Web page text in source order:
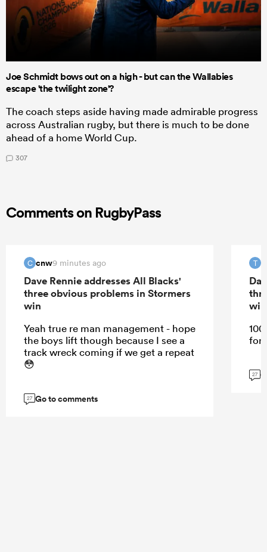
Joe Schmidt bows out on a high - but can the Wallabies
escape 'the twilight zone'?
The coach steps aside having made admirable progress
across Australian rugby, but there is much to be done
ahead of a home World Cup.
307
Comments on RugbyPass
C cnw9 minutes ago
Dave Rennie addresses All Blacks'
three obvious problems in Stormers
win
Yeah true re man management - hope
the boys lift though because I see a
track wreck coming if we get a repeat
😳
27 Go to comments
T
win
for
27